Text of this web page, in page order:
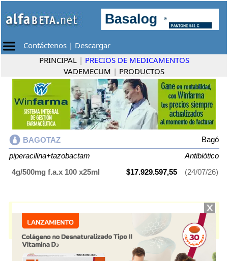
Contáctenos | Descargar
PRINCIPAL | PRECIOS DE MEDICAMENTOS
VADEMECUM | PRODUCTOS
BAGOTAZ
Bagó
piperacilina+tazobactam
Antibiótico
4g/500mg f.a.x 100 x25ml
$17.929.597,55 (24/07/26)
Antibiótico. Es producido por
y cuenta con 1 presentación
disponible.
Explorar más